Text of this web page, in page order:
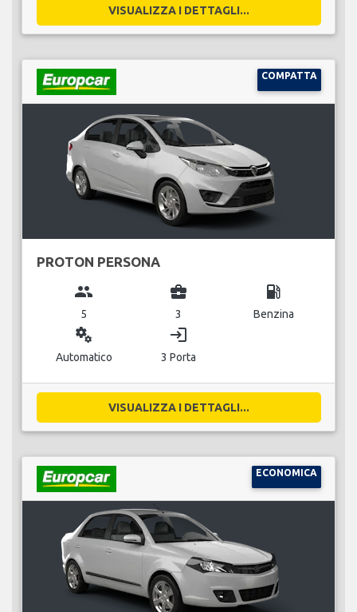
VISUALIZZA I DETTAGLI...
COMPATTA
PROTON PERSONA
group
5
business_center
3
local_gas_station
Benzina
miscellaneous_services
Automatico
login
3 Porta
VISUALIZZA I DETTAGLI...
ECONOMICA